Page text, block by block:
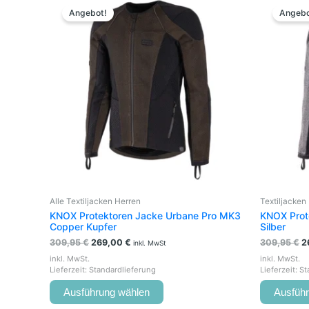
Angebot!
Alle Textiljacken Herren
KNOX Protektoren Jacke Urbane Pro MK3
Copper Kupfer
309,95€
Preis
war:
309,95 €
269,00 €
Preis
ist:
inkl. MwSt
inkl. MwSt.
Lieferzeit: Standardlieferung
Ausführung wählen
Produkt
weist
mehrere
Varianten
Optionen
können
auf
Produktseite
gewählt
Textiljacken
KNOX
Silber
309,95€
inkl. MwSt.
Lieferzeit: